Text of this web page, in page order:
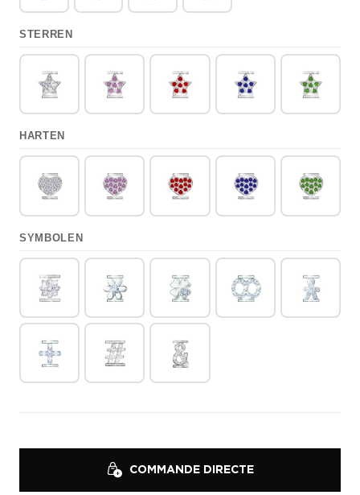
STERREN
HARTEN
SYMBOLEN
COMMANDE DIRECTE